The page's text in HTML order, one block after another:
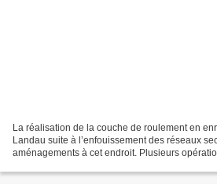
La réalisation de la couche de roulement en
Landau suite à l’enfouissement des réseaux
aménage­ments à cet endroit. Plusieurs